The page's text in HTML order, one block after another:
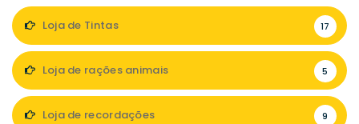
Loja de Tintas 17
Loja de rações animais 5
Loja de recordações 9